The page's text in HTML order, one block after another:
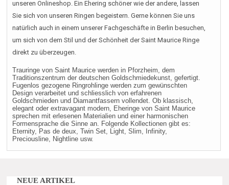
unseren Onlineshop. Ein Ehering schöner wie der andere, lassen
Sie sich von unseren Ringen begeistern. Gerne können Sie uns
natürlich auch in einem unserer Fachgeschäfte in Berlin besuchen,
um sich von dem Stil und der Schönheit der Saint Maurice Ringe
direkt zu überzeugen.
Trauringe von Saint Maurice werden in Pforzheim, dem
Traditionszentrum der deutschen Goldschmiedekunst, gefertigt.
Fugenlos gezogene Ringrohlinge werden zum gewünschten
Design verarbeitet und schliesslich von erfahrenen
Goldschmieden und Diamantfassern vollendet. Ob klassisch,
elegant oder extravagant modern, Eheringe von Saint Maurice
sprechen mit erlesenen Materialien und einer harmonischen
Formensprache die Sinne an. Folgende Kollectionen gibt es:
Eternity, Pas de deux, Twin Set, Light, Slim, Infinity,
Preciousline, Nightline usw.
NEUE ARTIKEL